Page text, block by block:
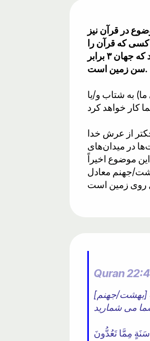
در قرآن نیز
ادعا می‌کنند هر کسی که قرآن را
نوشته، در کپی کردن اشتباه کرده و سن زمین را ۱/۳ سن جهان قرار داده است. امروزه کیهان‌شناسان تأیید می‌کنند که جهان ۳ برابر
سن زمین است.
به شتاب و/یا
از عرش خدا
در میدان‌های
موضوع اخیراً
در بهشت/جهنم معادل
Quran
[بهشت/جهنم]